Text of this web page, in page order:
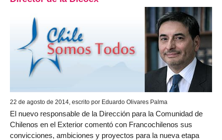
22 de agosto de 2014, escrito por Eduardo Olivares Palma
El nuevo responsable de la Dirección para la Comunidad de
Chilenos en el Exterior comentó con Francochilenos sus
convicciones, ambiciones y proyectos para la nueva etapa